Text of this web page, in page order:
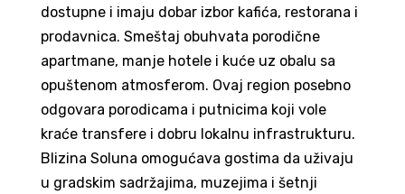
dostupne i imaju dobar izbor kafića, restorana i
prodavnica. Smeštaj obuhvata porodične
apartmane, manje hotele i kuće uz obalu sa
opuštenom atmosferom. Ovaj region posebno
odgovara porodicama i putnicima koji vole
kraće transfere i dobru lokalnu infrastrukturu.
Blizina Soluna omogućava gostima da uživaju
u gradskim sadržajima, muzejima i šetnji